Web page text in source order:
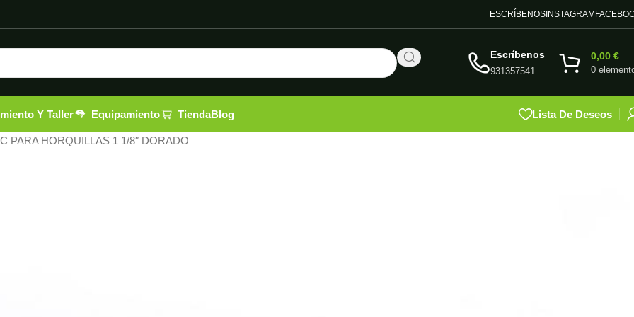
ESCRÍBENOS INSTAGRAM
Escríbenos
931357541 0
0,00 €
Y Taller Equipamiento TiendaBlog Lista De Deseos
PARA HORQUILLAS 1 1/8″ DORADO